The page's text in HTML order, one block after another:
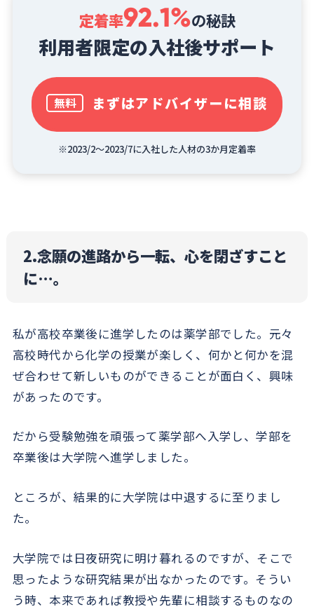
定着率92.1%の秘訣
利用者限定の入社後サポート
※2023/2～2023/7に入社した人材の3か月定着率
無料 まずはアドバイザーに相談
2.念願の進路から一転、心を閉ざすこと
に…。
私が高校卒業後に進学したのは薬学部でした。元々
高校時代から化学の授業が楽しく、何かと何かを混
ぜ合わせて新しいものができることが面白く、興味
があったのです。
だから受験勉強を頑張って薬学部へ入学し、学部を
卒業後は大学院へ進学しました。
ところが、結果的に大学院は中退するに至りまし
た。
大学院では日夜研究に明け暮れるのですが、そこで
思ったような研究結果が出なかったのです。そうい
う時、本来であれば教授や先輩に相談するものなの